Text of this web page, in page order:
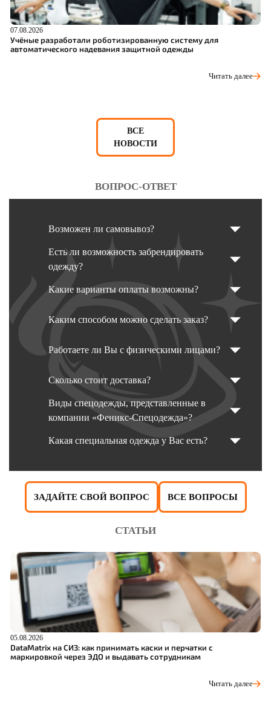
07.08.2026
Учёные разработали роботизированную систему для
автоматического надевания защитной одежды
Читать далее
ВСЕ
НОВОСТИ
ВОПРОС-ОТВЕТ
Возможен ли самовывоз?
Есть ли возможность забрендировать
одежду?
Какие варианты оплаты возможны?
Каким способом можно сделать заказ?
Работаете ли Вы с физическими лицами?
Сколько стоит доставка?
Виды спецодежды, представленные в
компании «Феникс-Спецодежда»?
Какая специальная одежда у Вас есть?
ЗАДАЙТЕ СВОЙ ВОПРОС ВСЕ ВОПРОСЫ
СТАТЬИ
05.08.2026
DataMatrix на СИЗ: как принимать каски и перчатки с
маркировкой через ЭДО и выдавать сотрудникам
Читать далее